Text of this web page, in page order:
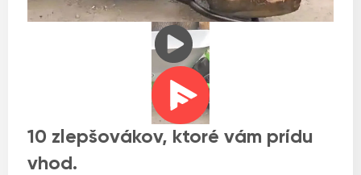
10 zlepšovákov, ktoré vám prídu
vhod.